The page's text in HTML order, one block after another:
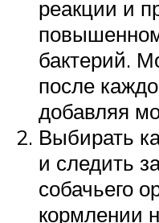
реакции и
бактерий.
после
добавляя
Выбирать
и следить
собачьего
кормлении